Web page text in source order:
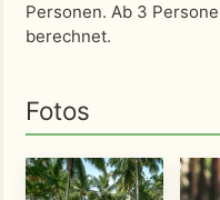
Personen. Ab 3
berechnet.
Fotos